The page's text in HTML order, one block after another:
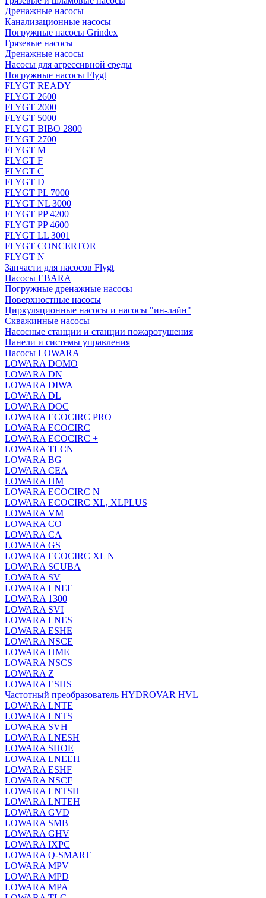
Дренажные насосы
Канализационные насосы
Погружные насосы Grindex
Грязевые насосы
Дренажные насосы
Насосы для агрессивной среды
Погружные насосы Flygt
FLYGT READY
FLYGT 2600
FLYGT 2000
FLYGT 5000
FLYGT BIBO 2800
FLYGT 2700
FLYGT M
FLYGT F
FLYGT C
FLYGT D
FLYGT PL 7000
FLYGT NL 3000
FLYGT PP 4200
FLYGT PP 4600
FLYGT LL 3001
FLYGT CONCERTOR
FLYGT N
Запчасти для насосов Flygt
Насосы EBARA
Погружные дренажные насосы
Поверхностные насосы
Циркуляционные насосы и насосы "ин-лайн"
Скважинные насосы
Насосные станции и станции пожаротушения
Панели и системы управления
Насосы LOWARA
LOWARA DOMO
LOWARA DN
LOWARA DIWA
LOWARA DL
LOWARA DOC
LOWARA ECOCIRC PRO
LOWARA ECOCIRC
LOWARA ECOCIRC +
LOWARA TLCN
LOWARA BG
LOWARA CEA
LOWARA HM
LOWARA ECOCIRC N
LOWARA ECOCIRC XL, XLPLUS
LOWARA VM
LOWARA CO
LOWARA CA
LOWARA GS
LOWARA ECOCIRC XL N
LOWARA SCUBA
LOWARA SV
LOWARA LNEE
LOWARA 1300
LOWARA SVI
LOWARA LNES
LOWARA ESHE
LOWARA NSCE
LOWARA HME
LOWARA NSCS
LOWARA Z
LOWARA ESHS
Частотный преобразователь HYDROVAR HVL
LOWARA LNTE
LOWARA LNTS
LOWARA SVH
LOWARA LNESH
LOWARA SHOE
LOWARA LNEEH
LOWARA ESHF
LOWARA NSCF
LOWARA LNTSH
LOWARA LNTEH
LOWARA GVD
LOWARA SMB
LOWARA GHV
LOWARA IXPС
LOWARA Q-SMART
LOWARA MPV
LOWARA MPD
LOWARA MPA